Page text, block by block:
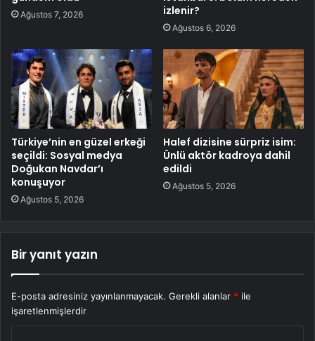
Ağustos 7, 2026
izlenir?
Ağustos 6, 2026
Türkiye’nin en güzel erkeği
seçildi: Sosyal medya
Doğukan Navdar’ı
konuşuyor
Ağustos 5, 2026
Halef dizisine sürpriz isim:
Ünlü aktör kadroya dahil
edildi
Ağustos 5, 2026
Bir yanıt yazın
E-posta adresiniz yayınlanmayacak. Gerekli alanlar * ile
işaretlenmişlerdir